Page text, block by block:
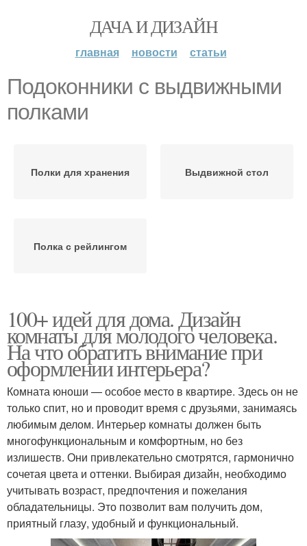
ДАЧА И ДИЗАЙН
главная новости статьи
Подоконники с выдвижными
полками
Полки для хранения Выдвижной стол
Полка с рейлингом
100+ идей для дома. Дизайн
комнаты для молодого человека.
На что обратить внимание при
оформлении интерьера?
Комната юноши — особое место в квартире. Здесь он не
только спит, но и проводит время с друзьями, занимаясь
любимым делом. Интерьер комнаты должен быть
многофункциональным и комфортным, но без
излишеств. Они привлекательно смотрятся, гармонично
сочетая цвета и оттенки. Выбирая дизайн, необходимо
учитывать возраст, предпочтения и пожелания
обладательницы. Это позволит вам получить дом,
приятный глазу, удобный и функциональный.